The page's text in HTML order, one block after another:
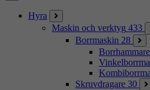
Stäng
Hyra
Maskin och verktyg 433
Borrmaskin 28
Borrhammare
Skruvdragare 30